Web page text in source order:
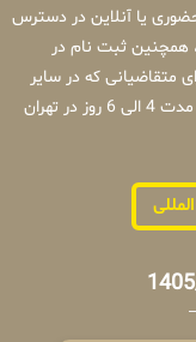
یا آنلاین در دسترس
همچنین ثبت نام در
متقاضیانی که در سایر
شهر ها و استان ها هستند بصورت فشرده ظرف مدت 4 الی 6 روز در تهران